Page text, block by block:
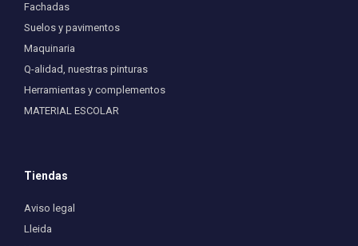
Fachadas
Suelos y pavimentos
Maquinaria
Q-alidad, nuestras pinturas
Herramientas y complementos
MATERIAL ESCOLAR
Tiendas
Aviso legal
Lleida